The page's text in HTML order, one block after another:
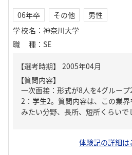
06年卒 その他
男性
学校名 ： 神奈川大学
職種 ： SE
【質問内容】
一次面接：形式が8人を4グルー
2：学生2。質問内容は、この業
みたい分野、長所、短所くらい
体験記の詳細は